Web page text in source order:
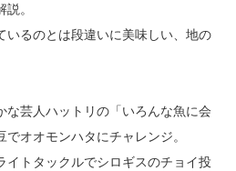
。
いるのとは段違いに美味しい、地の
な芸人ハットリの「いろんな魚に会
オオモンハタにチャレンジ。
イトタックルでシロギスのチョイ投